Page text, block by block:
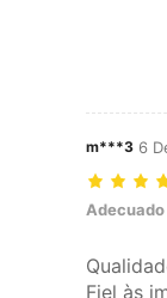
m***3 6
Adecuado
Fiel às